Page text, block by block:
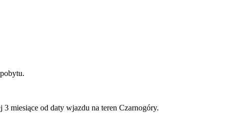
miesiące od daty wjazdu na teren Czarnogóry.